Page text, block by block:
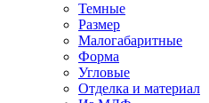
Темные
Размер
Малогабаритные
Форма
Угловые
Отделка и материал